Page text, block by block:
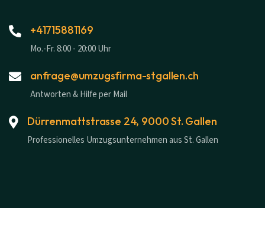
+41715881169
Mo.-Fr. 8:00 - 20:00 Uhr
anfrage@umzugsfirma-stgallen.ch
Antworten & Hilfe per Mail
Dürrenmattstrasse 24, 9000 St. Gallen
Professionelles Umzugsunternehmen aus St. Gallen